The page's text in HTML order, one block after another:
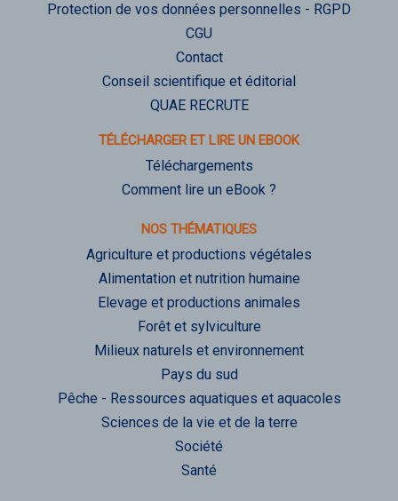
Protection de vos données personnelles - RGPD
CGU
Contact
Conseil scientifique et éditorial
QUAE RECRUTE
TÉLÉCHARGER ET LIRE UN EBOOK
Téléchargements
Comment lire un eBook ?
NOS THÉMATIQUES
Agriculture et productions végétales
Alimentation et nutrition humaine
Elevage et productions animales
Forêt et sylviculture
Milieux naturels et environnement
Pays du sud
Pêche - Ressources aquatiques et aquacoles
Sciences de la vie et de la terre
Société
Santé